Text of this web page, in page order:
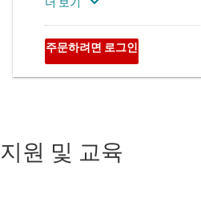
지원 및 교육